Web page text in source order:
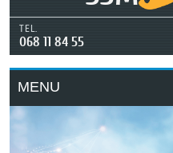
TEL.
068 11 84 55
MENU